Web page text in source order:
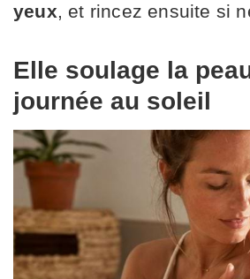
yeux, et rincez ensuite si
Elle soulage la
journée au soleil